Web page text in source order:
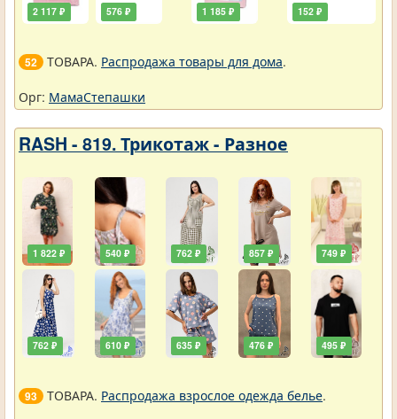
2 117 ₽ 576 ₽ 1 185 ₽ 152 ₽
52 ТОВАРА. Распродажа товары для дома.
Орг: МамаСтепашки
RASH - 819. Трикотаж - Разное
1 822 ₽
762 ₽
540 ₽
610 ₽
762 ₽
635 ₽
857 ₽
476 ₽
749 ₽
495 ₽
93 ТОВАРА. Распродажа взрослое одежда белье.